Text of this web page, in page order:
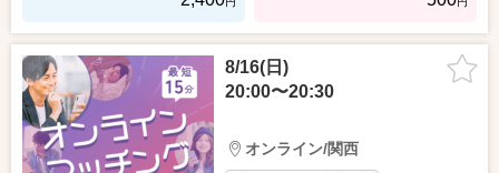
8/16(日)
20:00〜20:30
オンライン/関西